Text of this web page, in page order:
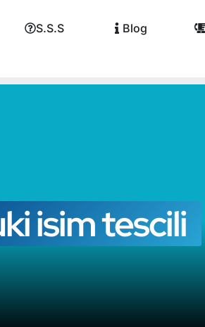
S.S.S Blog
isim tescili